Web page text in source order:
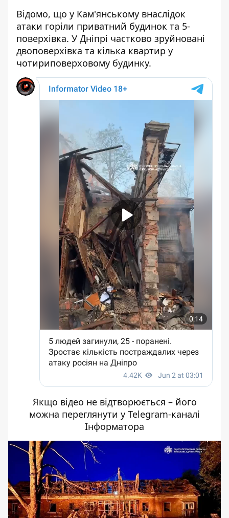
Відомо, що у Кам'янському внаслідок
атаки горіли приватний будинок та 5-
поверхівка. У Дніпрі частково зруйновані
двоповерхівка та кілька квартир у
чотириповерховому будинку.
Якщо відео не відтворюється – його
можна переглянути у Telegram-каналі
Інформатора